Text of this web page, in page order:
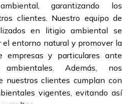
garantizando los
clientes. Nuestro equipo de
en litigio ambiental se
entorno natural y promover la
empresas y particulares ante
Además, nos
nuestros clientes cumplan con
vigentes, evitando así